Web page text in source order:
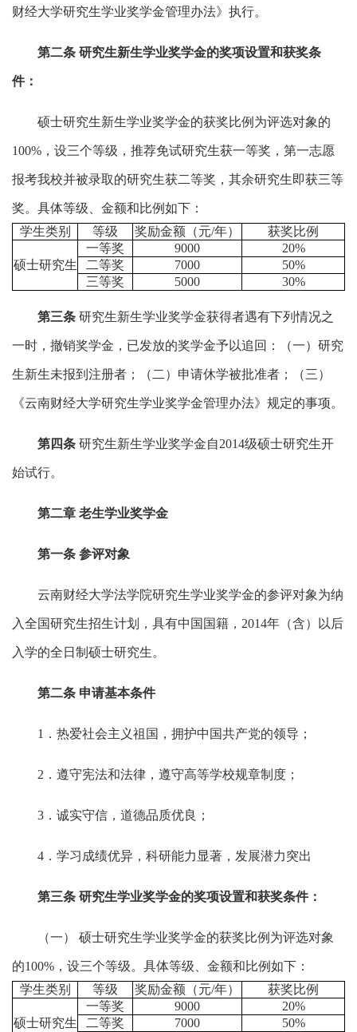
财经大学研究生学业奖学金管理办法》执行。
第二条 研究生新生学业奖学金的奖项设置和获奖条
件：
硕士研究生新生学业奖学金的获奖比例为评选对象的
100%，设三个等级，推荐免试研究生获一等奖，第一志愿
报考我校并被录取的研究生获二等奖，其余研究生即获三等
奖。具体等级、金额和比例如下：
学生类别
等级 奖励金额（元/年） 获奖比例
硕士研究生
一等奖 9000
20%
二等奖
7000
50%
三等奖
5000 30%
第三条 研究生新生学业奖学金获得者遇有下列情况之
一时，撤销奖学金，已发放的奖学金予以追回：（一）研究
生新生未报到注册者；（二）申请休学被批准者；（三）
《云南财经大学研究生学业奖学金管理办法》规定的事项。
第四条 研究生新生学业奖学金自2014级硕士研究生开
始试行。
第二章 老生学业奖学金
第一条 参评对象
云南财经大学法学院研究生学业奖学金的参评对象为纳
入全国研究生招生计划，具有中国国籍，2014年（含）以后
入学的全日制硕士研究生。
第二条 申请基本条件
1．热爱社会主义祖国，拥护中国共产党的领导；
2．遵守宪法和法律，遵守高等学校规章制度；
3．诚实守信，道德品质优良；
4．学习成绩优异，科研能力显著，发展潜力突出
第三条 研究生学业奖学金的奖项设置和获奖条件：
（一） 硕士研究生学业奖学金的获奖比例为评选对象
的100%，设三个等级。具体等级、金额和比例如下：
学生类别
等级 奖励金额（元/年） 获奖比例
硕士研究生
一等奖 9000
20%
二等奖
7000 50%